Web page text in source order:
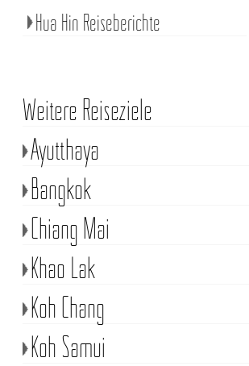
Hua Hin Reiseberichte
Weitere Reiseziele
Ayutthaya
Bangkok
Chiang Mai
Khao Lak
Koh Chang
Koh Samui